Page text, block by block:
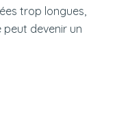
trop longues,
peut devenir un